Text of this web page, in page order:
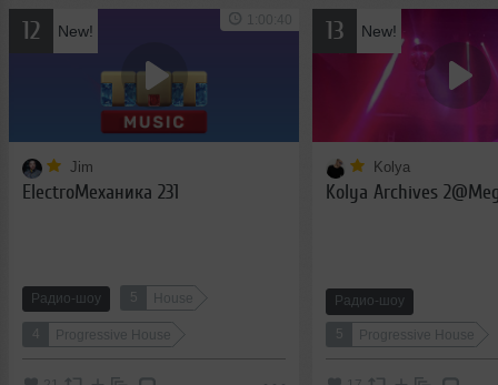
12 New!
Jim
ElectroМеханика 231
Радио-шоу 5 House
4 Progressive House
13 New!
Kolya
Kolya Archives
Радио-шоу
5 Progressive House